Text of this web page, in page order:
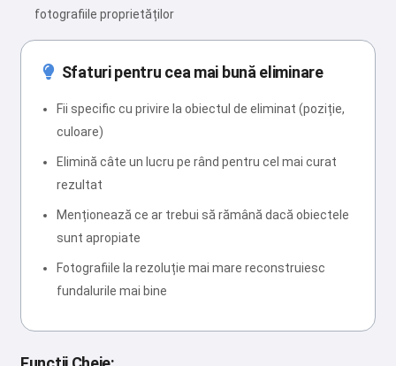
fotografiile proprietăților
Sfaturi pentru cea mai bună eliminare
Fii specific cu privire la obiectul de eliminat (poziție,
culoare)
Elimină câte un lucru pe rând pentru cel mai curat
rezultat
Menționează ce ar trebui să rămână dacă obiectele
sunt apropiate
Fotografiile la rezoluție mai mare reconstruiesc
fundalurile mai bine